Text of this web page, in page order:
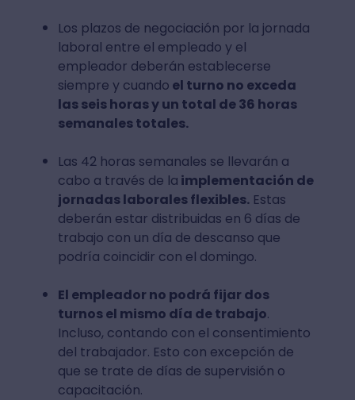
Los plazos de negociación por la jornada
laboral entre el empleado y el
empleador deberán establecerse
siempre y cuando el turno no exceda
las seis horas y un total de 36 horas
semanales totales.
Las 42 horas semanales se llevarán a
cabo a través de la implementación de
jornadas laborales flexibles.Estas
deberán estar distribuidas en 6 días de
trabajo con un día de descanso que
podría coincidir con el domingo.
El empleador no podrá fijar dos
turnos el mismo día de trabajo.
Incluso, contando con el consentimiento
del trabajador. Esto con excepción de
que se trate de días de supervisión o
capacitación.